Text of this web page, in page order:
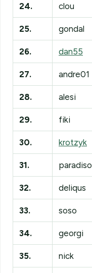
24. clou
25. gondal
26. dan55
27. andre01
28. alesi
29. fiki
30. krotzyk
31. paradiso
32. deliqus
33. soso
34. georgi
35. nick